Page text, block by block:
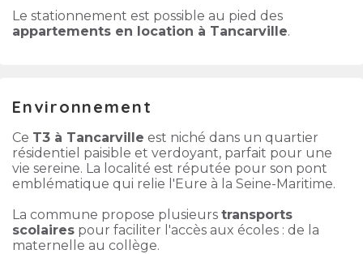
Le stationnement est possible au pied des
appartements en location à Tancarville.
Environnement
Ce T3 à Tancarville est niché dans un quartier
résidentiel paisible et verdoyant, parfait pour une
vie sereine. La localité est réputée pour son pont
emblématique qui relie l'Eure à la Seine-Maritime.
La commune propose plusieurs transports
scolaires pour faciliter l'accès aux écoles : de la
maternelle au collège.